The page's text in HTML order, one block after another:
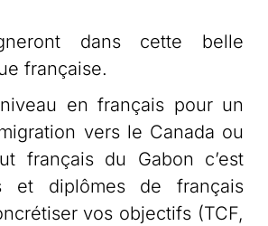
dans cette belle
française.
en français pour un
vers le Canada ou
français du Gabon c’est
et diplômes de français
vos objectifs (TCF,